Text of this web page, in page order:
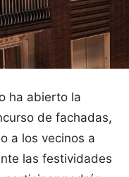
ha abierto la
de fachadas,
a los vecinos a
las festividades